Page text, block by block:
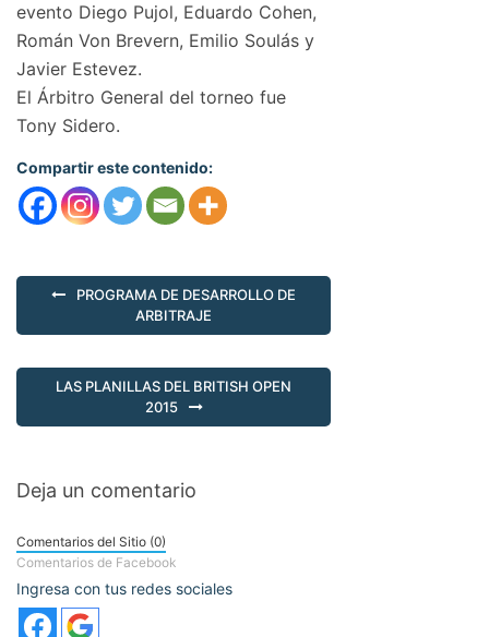
evento Diego Pujol, Eduardo Cohen,
Román Von Brevern, Emilio Soulás y
Javier Estevez.
El Árbitro General del torneo fue
Tony Sidero.
Compartir este contenido:
PROGRAMA DE DESARROLLO DE
ARBITRAJE
LAS PLANILLAS DEL BRITISH OPEN
2015
Deja un comentario
Comentarios del Sitio (0)
Comentarios de Facebook
Ingresa con tus redes sociales